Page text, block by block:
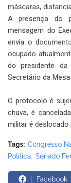
máscaras,
A presença do
mensagem do
envia o
ocupado
do presidente
Secretário da
O protocolo é
chuva, é
militar é deslocado
Tags: Congresso
Política
Senado
Facebook